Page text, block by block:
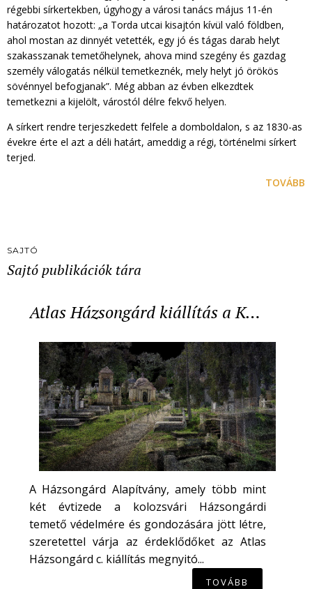
régebbi sírkertekben, úgyhogy a városi tanács május 11-én
határozatot hozott: „a Torda utcai kisajtón kívül való földben,
ahol mostan az dinnyét vetették, egy jó és tágas darab helyt
szakasszanak temetőhelynek, ahova mind szegény és gazdag
személy válogatás nélkül temetkeznék, mely helyt jó örökös
sövénnyel befogjanak”. Még abban az évben elkezdtek
temetkezni a kijelölt, várostól délre fekvő helyen.
A sírkert rendre terjeszkedett felfele a domboldalon, s az 1830-as
évekre érte el azt a déli határt, ameddig a régi, történelmi sírkert
terjed.
TOVÁBB
SAJTÓ
Sajtó publikációk tára
Atlas Házsongárd kiállítás a K…
A Házsongárd Alapítvány, amely több mint
két évtizede a kolozsvári Házsongárdi
temető védelmére és gondozására jött létre,
szeretettel várja az érdeklődőket az Atlas
Házsongárd c. kiállítás megnyitó...
TOVÁBB